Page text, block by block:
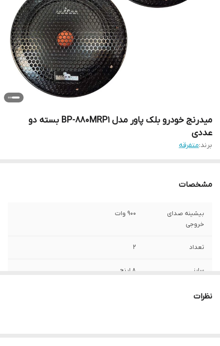
میدرنج خودرو بلک پاور مدل BP-880MRP1 بسته دو
عددی
برند:متفرقه
مشخصات
بیشینه صدای
خروجی
900 وات
تعداد 2
سایز 8 اینچ
عمق نصبنظرات